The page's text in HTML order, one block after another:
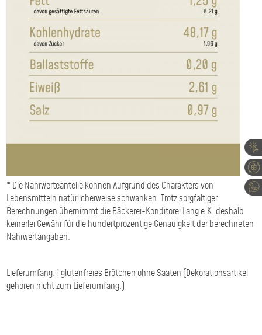
* Die Nährwerteanteile können Aufgrund des Charakters von
Lebensmitteln natürlicherweise schwanken. Trotz sorgfältiger
Berechnungen übernimmt die Bäckerei-Konditorei Lang e.K. deshalb
keinerlei Gewähr für die hundertprozentige Genauigkeit der berechneten
Nährwertangaben.
Lieferumfang: 1 glutenfreies Brötchen ohne Saaten (Dekorationsartikel
gehören nicht zum Lieferumfang.)